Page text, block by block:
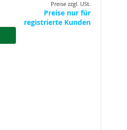
Preise zzgl. USt.
Preise nur für
registrierte Kunden